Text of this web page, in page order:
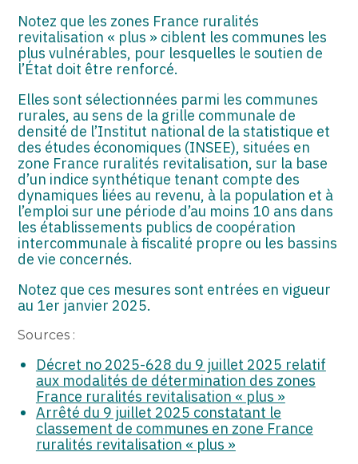
Notez que les zones France ruralités
revitalisation « plus » ciblent les communes les
plus vulnérables, pour lesquelles le soutien de
l’État doit être renforcé.
Elles sont sélectionnées parmi les communes
rurales, au sens de la grille communale de
densité de l’Institut national de la statistique et
des études économiques (INSEE), situées en
zone France ruralités revitalisation, sur la base
d’un indice synthétique tenant compte des
dynamiques liées au revenu, à la population et à
l’emploi sur une période d’au moins 10 ans dans
les établissements publics de coopération
intercommunale à fiscalité propre ou les bassins
de vie concernés.
Notez que ces mesures sont entrées en vigueur
au 1er janvier 2025.
Sources :
Décret no 2025-628 du 9 juillet 2025 relatif
aux modalités de détermination des zones
France ruralités revitalisation « plus »
Arrêté du 9 juillet 2025 constatant le
classement de communes en zone France
ruralités revitalisation « plus »